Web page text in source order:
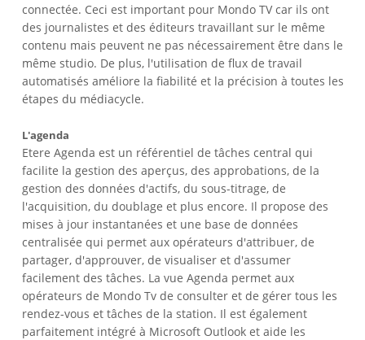
connectée. Ceci est important pour Mondo TV car ils ont
des journalistes et des éditeurs travaillant sur le même
contenu mais peuvent ne pas nécessairement être dans le
même studio. De plus, l'utilisation de flux de travail
automatisés améliore la fiabilité et la précision à toutes les
étapes du médiacycle.
L'agenda
Etere Agenda est un référentiel de tâches central qui
facilite la gestion des aperçus, des approbations, de la
gestion des données d'actifs, du sous-titrage, de
l'acquisition, du doublage et plus encore. Il propose des
mises à jour instantanées et une base de données
centralisée qui permet aux opérateurs d'attribuer, de
partager, d'approuver, de visualiser et d'assumer
facilement des tâches. La vue Agenda permet aux
opérateurs de Mondo Tv de consulter et de gérer tous les
rendez-vous et tâches de la station. Il est également
parfaitement intégré à Microsoft Outlook et aide les